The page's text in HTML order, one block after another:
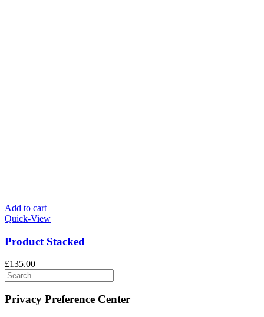
Add to cart
Quick-View
Product Stacked
£135.00
Privacy Preference Center